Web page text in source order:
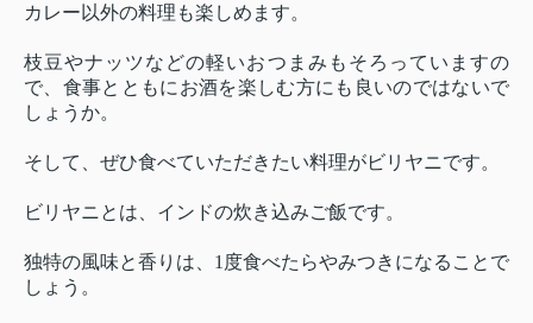
カレー以外の料理も楽しめます。
枝豆やナッツなどの軽いおつまみもそろっていますの
で、食事とともにお酒を楽しむ方にも良いのではないで
しょうか。
そして、ぜひ食べていただきたい料理がビリヤニです。
ビリヤニとは、インドの炊き込みご飯です。
独特の風味と香りは、1度食べたらやみつきになることで
しょう。